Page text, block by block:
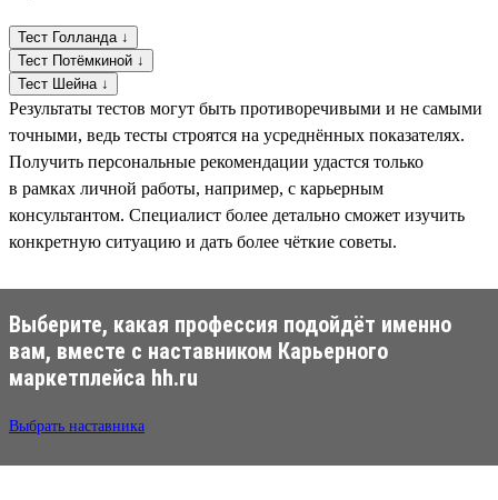
Тест Голланда ↓
Тест Потёмкиной ↓
Тест Шейна ↓
Результаты тестов могут быть противоречивыми и не самыми
точными, ведь тесты строятся на усреднённых показателях.
Получить персональные рекомендации удастся только
в рамках личной работы, например, с карьерным
консультантом. Специалист более детально сможет изучить
конкретную ситуацию и дать более чёткие советы.
Выберите, какая профессия подойдёт именно
вам, вместе с наставником Карьерного
маркетплейса hh.ru
Выбрать наставника